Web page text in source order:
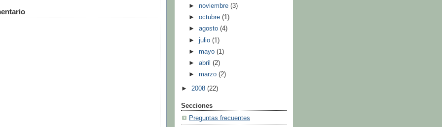
►noviembre(3)
►octubre(1)
►agosto(4)
►julio(1)
►mayo(1)
►abril(2)
►marzo(2)
► 2008 (22)
Secciones
Preguntas frecuentes